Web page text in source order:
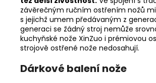
závěrečným ručním ostřením nožů
s jejichž umem předávaným z
generaci se žádný stroj nemůže
kuchyňské nože XinZuo i prémiovou
strojově ostřené nože nedosahují.
Dárkové balení nože